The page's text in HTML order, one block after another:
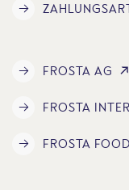
FROSTA AG
FROSTA
FROSTA